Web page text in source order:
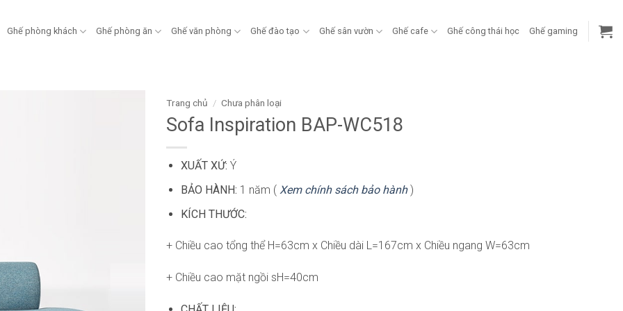
Ghế phòng khách Ghế phòng ăn Ghế văn phòng Ghế đào tạo Ghế sân vườn Ghế cafe Ghế công thái học Ghế gaming
Trang chủ / Chưa phân loại
Sofa Inspiration BAP-WC518
XUẤT XỨ: Ý
BẢO HÀNH: 1 năm ( Xem chính sách bảo hành)
KÍCH THƯỚC:
+ Chiều cao tổng thể H=63cm x Chiều dài L=167cm x Chiều ngang W=63cm
+ Chiều cao mặt ngồi sH=40cm